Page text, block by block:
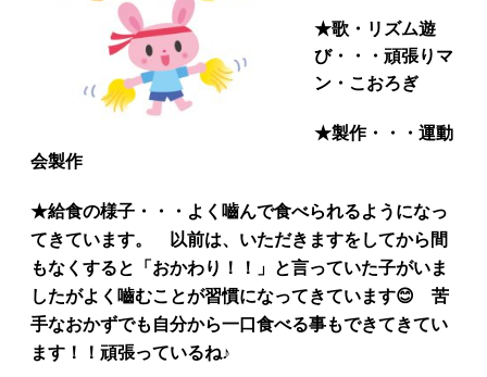
★歌・リズム遊
び・・・頑張りマ
ン・こおろぎ
★製作・・・運動
会製作
★給食の様子・・・よく嚙んで食べられるようになっ
てきています。 以前は、いただきますをしてから間
もなくすると「おかわり！！」と言っていた子がいま
したがよく嚙むことが習慣になってきています😊 苦
手なおかずでも自分から一口食べる事もできてきてい
ます！！頑張っているね♪